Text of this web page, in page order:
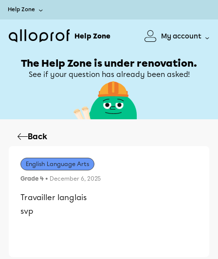
Help Zone
Help Zone My account
The Help Zone is under renovation.
See if your question has already been asked!
Back
English Language Arts
Grade 4 • December 6, 2025
Travailler langlais
svp